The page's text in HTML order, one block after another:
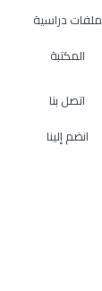
ملفات دراسية
المكتبة
اتصل بنا
انضم إلينا